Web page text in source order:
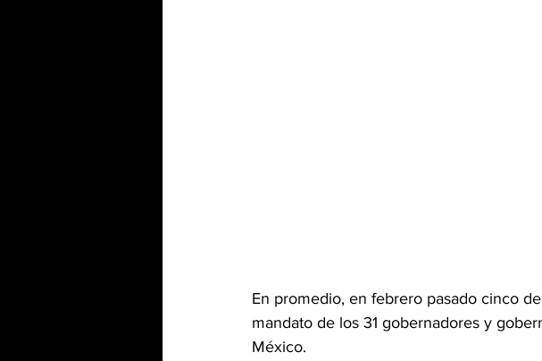
En promedio, en febrero pasado cinco
mandato de los 31 gobernadores y
México.